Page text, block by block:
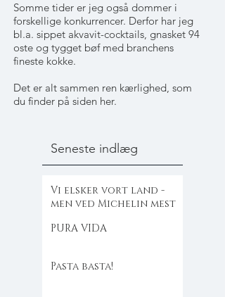
Somme tider er jeg også dommer i
forskellige konkurrencer. Derfor har jeg
bl.a. sippet akvavit-cocktails, gnasket 94
oste og tygget bøf med branchens
fineste kokke.
Det er alt sammen ren kærlighed, som
du finder på siden her.
Seneste indlæg
Vi elsker vort land -
men ved Michelin mest
PURA VIDA
Pasta basta!